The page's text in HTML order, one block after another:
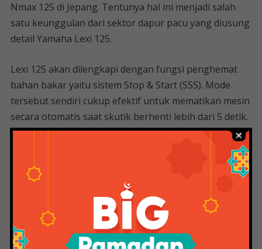
Nmax 125 di Jepang. Tentunya hal ini menjadi salah
satu keunggulan dari sektor dapur pacu yang diusung
detail Yamaha Lexi 125.
Lexi 125 akan dilengkapi dengan fungsi penghemat
bahan bakar yaitu sistem Stop & Start (SSS). Mode
tersebut sendiri cukup efektif untuk mematikan mesin
secara otomatis saat skutik berhenti lebih dari 5 detik.
Selain itu, mesin Yamaha Lexi 125 otomatis aktif saat
Tak hanya itu, panel indikator full digital juga menjadi
salah satu fitur yang memudahkan pengendara
mengetahui kondisi motor yang dikendarainya secara
lebih informatif dan modern. Tentunya dengan segala
fitur yang ditawarkan oleh Yamaha Lexi 125, tidak